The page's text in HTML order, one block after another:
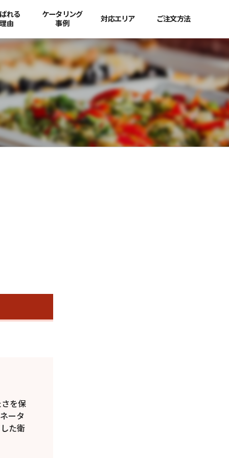
れる
理由
ケータリング
事例
対応エリア ご注文方法
を保
ータ
た衛